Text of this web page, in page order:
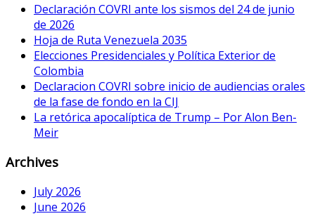
Declaración COVRI ante los sismos del 24 de junio
de 2026
Hoja de Ruta Venezuela 2035
Elecciones Presidenciales y Política Exterior de
Colombia
Declaracion COVRI sobre inicio de audiencias orales
de la fase de fondo en la CIJ
La retórica apocalíptica de Trump – Por Alon Ben-
Meir
Archives
July 2026
June 2026